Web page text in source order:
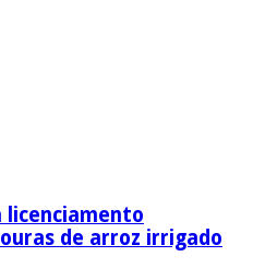
licenciamento
de arroz irrigado